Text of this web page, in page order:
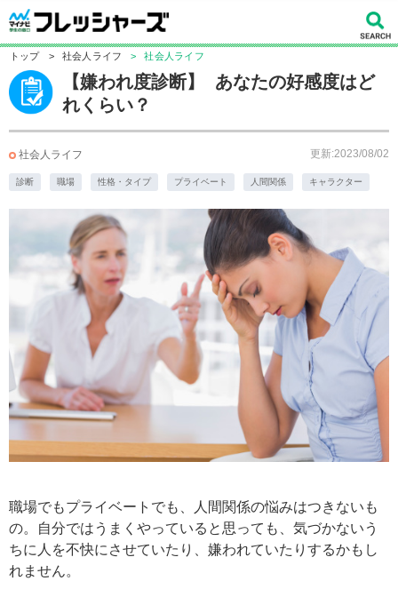
トップ > 社会人ライフ > 社会人ライフ
【嫌われ度診断】 あなたの好感度はど
れくらい？
社会人ライフ 更新:2023/08/02
診断 職場 性格・タイプ プライベート 人間関係 キャラクター
職場でもプライベートでも、人間関係の悩みはつきないも
の。自分ではうまくやっていると思っても、気づかないう
ちに人を不快にさせていたり、嫌われていたりするかもし
れません。